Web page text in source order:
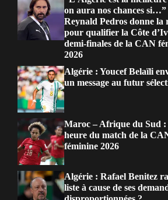
on aura nos chances si…”
Reynald Pedros donne la
pour qualifier la Côte
demi-finales de la CAN
2026
Algérie : Youcef Belaïli
un message au futur
Maroc – Afrique du Sud :
heure du match de la
féminine 2026
Algérie : Rafael Benitez
liste à cause de ses